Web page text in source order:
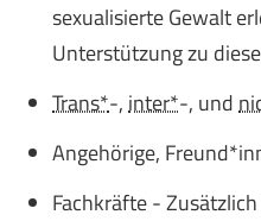
sexualisierte Gewalt
Unterstützung zu
Trans*-,inter*-, und
Angehörige,
Fachkräfte -